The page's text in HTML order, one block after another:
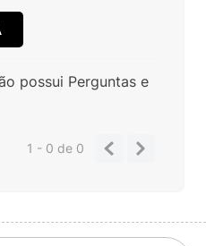
possui Perguntas e
1 - 0de 0